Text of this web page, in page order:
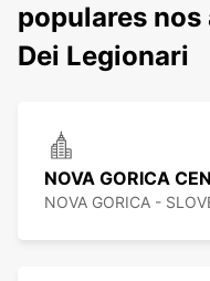
populares nos
Dei Legionari
NOVA GORICA
NOVA GORICA -